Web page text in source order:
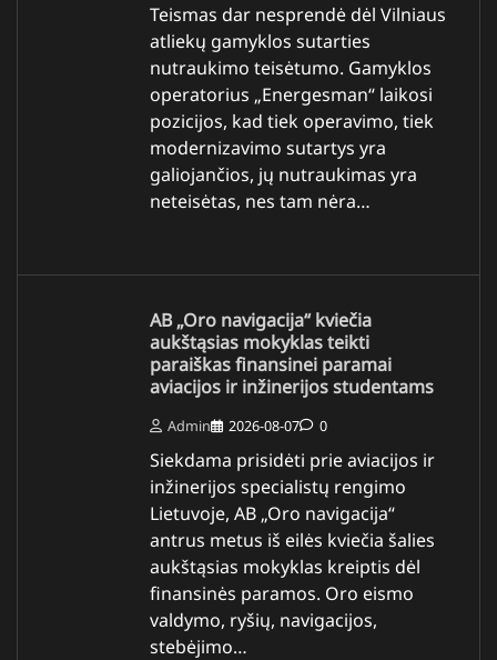
Teismas dar nesprendė dėl Vilniaus
atliekų gamyklos sutarties
nutraukimo teisėtumo. Gamyklos
operatorius „Energesman“ laikosi
pozicijos, kad tiek operavimo, tiek
modernizavimo sutartys yra
galiojančios, jų nutraukimas yra
neteisėtas, nes tam nėra…
AB „Oro navigacija“ kviečia
aukštąsias mokyklas teikti
paraiškas finansinei paramai
aviacijos ir inžinerijos studentams
Admin 2026-08-07 0
Siekdama prisidėti prie aviacijos ir
inžinerijos specialistų rengimo
Lietuvoje, AB „Oro navigacija“
antrus metus iš eilės kviečia šalies
aukštąsias mokyklas kreiptis dėl
finansinės paramos. Oro eismo
valdymo, ryšių, navigacijos,
stebėjimo…